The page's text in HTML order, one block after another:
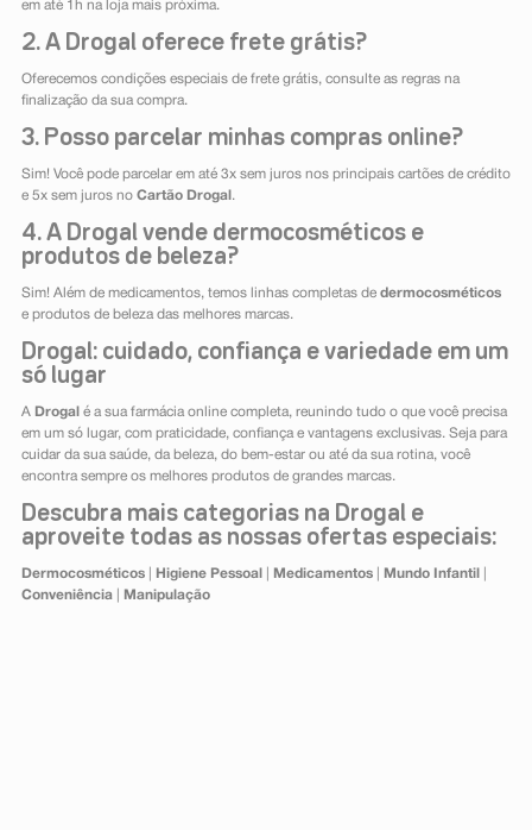
em até 1h na loja mais próxima.
2. A Drogal oferece frete grátis?
Oferecemos condições especiais de frete grátis, consulte as regras na
finalização da sua compra.
3. Posso parcelar minhas compras online?
Sim! Você pode parcelar em até 3x sem juros nos principais cartões de crédito
e 5x sem juros no Cartão Drogal .
4. A Drogal vende dermocosméticos e
produtos de beleza?
Sim! Além de medicamentos, temos linhas completas de dermocosméticos
e produtos de beleza das melhores marcas.
Drogal: cuidado, confiança e variedade em um
só lugar
A Drogal é a sua farmácia online completa, reunindo tudo o que você precisa
em um só lugar, com praticidade, confiança e vantagens exclusivas. Seja para
cuidar da sua saúde, da beleza, do bem-estar ou até da sua rotina, você
encontra sempre os melhores produtos de grandes marcas.
Descubra mais categorias na Drogal e
aproveite todas as nossas ofertas especiais:
Dermocosméticos| Higiene Pessoal Medicamentos| Mundo Infantil
Conveniência| Manipulação